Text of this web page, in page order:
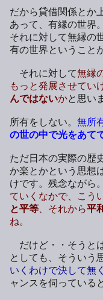
だから貸借関係とか
あって、有縁の世界。
それに対して無縁の
有の世界ということ
それに対して無縁
もっと発展させてい
んではないかと思い
所有をしない。 無所
の世の中で光をあて
ただ日本の実際の歴
か楽とかという思想
けです。残念ながら
ていくなかで、こう
と平等 、それから平
ね。
だけど・・そうと
としても、そういう
いくわけで決して無
ャンスを伺っている